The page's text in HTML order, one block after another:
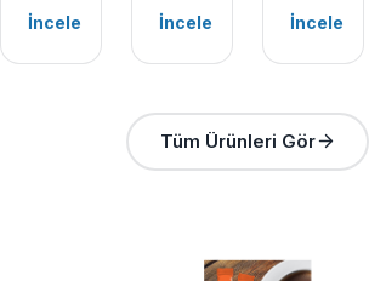
İncele
İncele
İncele
Tüm Ürünleri Gör